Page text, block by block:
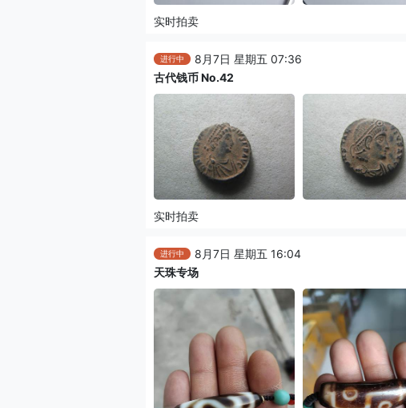
实时拍卖
进行中
8月7日 星期五 07:36
古代钱币 No.42
实时拍卖
进行中
8月7日 星期五 16:04
天珠专场